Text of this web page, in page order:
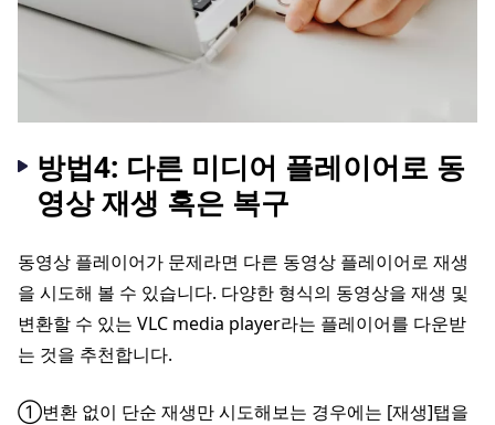
방법4: 다른 미디어 플레이어로 동
영상 재생 혹은 복구
동영상 플레이어가 문제라면 다른 동영상 플레이어로 재생
을 시도해 볼 수 있습니다. 다양한 형식의 동영상을 재생 및
변환할 수 있는 VLC media player라는 플레이어를 다운받
는 것을 추천합니다.
①변환 없이 단순 재생만 시도해보는 경우에는 [재생]탭을